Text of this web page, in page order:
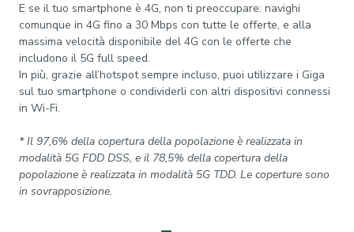
E se il tuo smartphone è 4G, non ti preoccupare: navighi
comunque in 4G fino a 30 Mbps con tutte le offerte, e alla
massima velocità disponibile del 4G con le offerte che
includono il 5G full speed.
In più, grazie all’hotspot sempre incluso, puoi utilizzare i Giga
sul tuo smartphone o condividerli con altri dispositivi connessi
in Wi-Fi.
* Il 97,6% della copertura della popolazione è realizzata in
modalità 5G FDD DSS, e il 78,5% della copertura della
popolazione è realizzata in modalità 5G TDD. Le coperture sono
in sovrapposizione.